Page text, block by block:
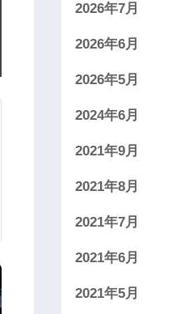
2026年7月
2026年6月
2026年5月
2024年6月
2021年9月
2021年8月
2021年7月
2021年6月
2021年5月